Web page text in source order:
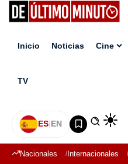
Inicio Noticias Cine
TV
ES|EN
Nacionales Internacionales